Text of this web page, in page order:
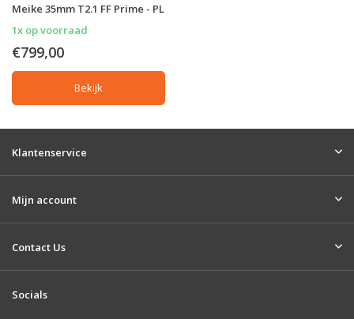
Meike 35mm T2.1 FF Prime - PL
1x op voorraad
€799,00
Bekijk
Klantenservice
Mijn account
Contact Us
Socials